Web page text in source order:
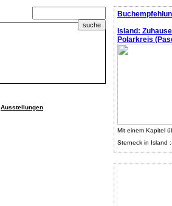
Island:
Polarkreis
Mit einem Kapitel
Sterneck in Island
Ausstellungen